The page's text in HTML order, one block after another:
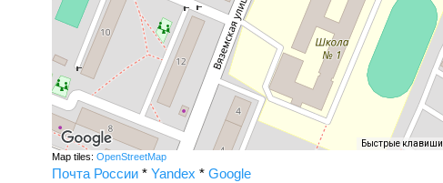
Быстрые клавиши
Map tiles: OpenStreetMap
Почта России * Yandex * Google